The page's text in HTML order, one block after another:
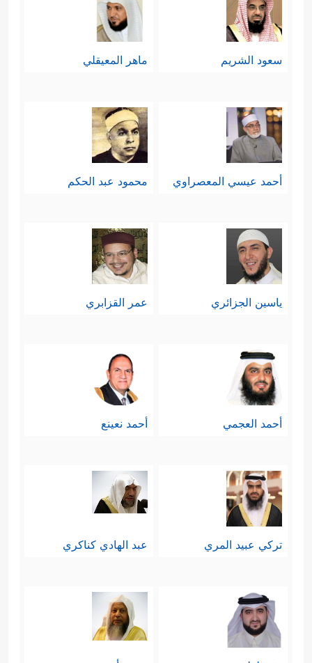
سعود الشريم ماهر المعيقلي
أحمد عيسي المعصراوي محمود عبد الحكم
ياسين الجزائري عمر القزابري
أحمد العجمي أحمد نعينع
تركي عبيد المري عبد الهادي كناكري